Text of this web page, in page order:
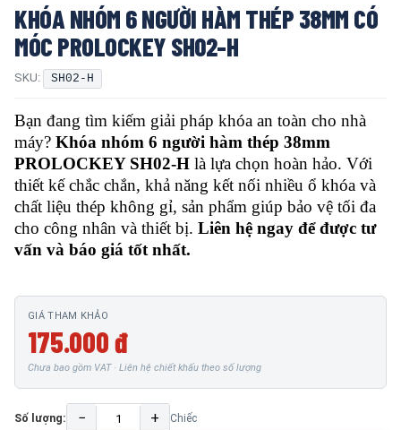
KHÓA NHÓM 6 NGƯỜI HÀM THÉP 38MM CÓ
MÓC PROLOCKEY SH02-H
SKU: SH02-H
Bạn đang tìm kiếm giải pháp khóa an toàn cho nhà
máy? Khóa nhóm 6 người hàm thép 38mm
PROLOCKEY SH02-H là lựa chọn hoàn hảo. Với
thiết kế chắc chắn, khả năng kết nối nhiều ổ khóa và
chất liệu thép không gỉ, sản phẩm giúp bảo vệ tối đa
cho công nhân và thiết bị. Liên hệ ngay để được tư
vấn và báo giá tốt nhất.
GIÁ THAM KHẢO
175.000 đ
Chưa bao gồm VAT · Liên hệ chiết khấu theo số lượng
Số lượng: − + Chiếc